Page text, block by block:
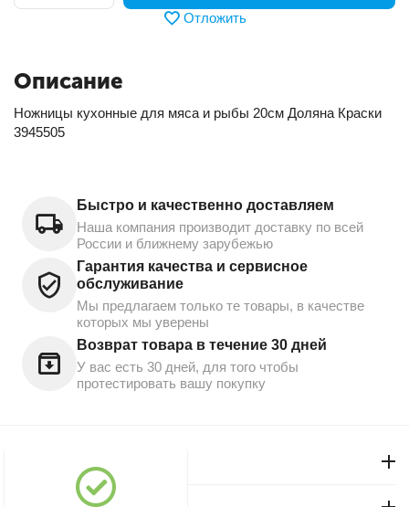
Отложить
Описание
Ножницы кухонные для мяса и рыбы 20см Доляна Краски
3945505
Быстро и качественно доставляем
Наша компания производит доставку по всей
России и ближнему зарубежью
Гарантия качества и сервисное
обслуживание
Мы предлагаем только те товары, в качестве
которых мы уверены
Возврат товара в течение 30 дней
У вас есть 30 дней, для того чтобы
протестировать вашу покупку